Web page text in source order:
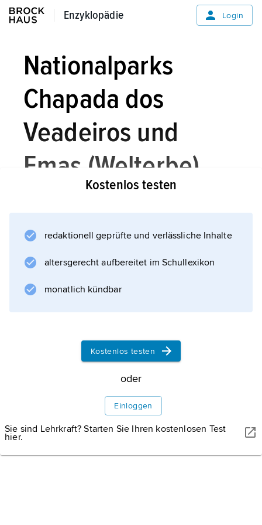
Enzyklopädie
Enzyklopädie Login
Nationalparks
Chapada dos
Veadeiros und
Emas (Welterbe)
Campos cerrados
, der Savannenlandschaft im Mittelwesten
Brasiliens. Die unberührten Landschaften sind
Lebensraum für viele Tiere wie Wildhirsche,
300 km² große Emas-Nationalpark liegt im
Informationen zum Artikel
Kostenlos testen
redaktionell geprüfte und verlässliche Inhalte
altersgerecht aufbereitet im Schullexikon
monatlich kündbar
Kostenlos testen
oder
Einloggen
Sie sind Lehrkraft? Starten Sie Ihren kostenlosen Test
hier.